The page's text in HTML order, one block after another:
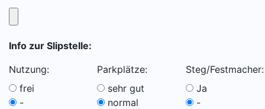
Info zur Slipstelle:
Nutzung:
frei
-
Parkplätze:
sehr gut
normal
Steg/Festmacher:
Ja
-